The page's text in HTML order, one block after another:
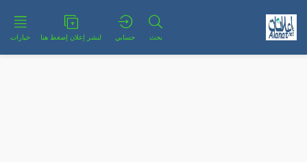
بحث حسابي لنشر إعلان إضغط هنا خيارات